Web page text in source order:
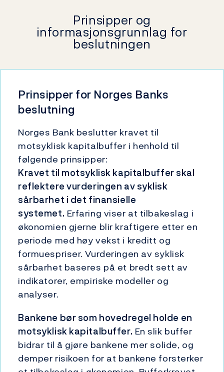
Prinsipper og
informasjonsgrunnlag for
beslutningen
Prinsipper for Norges Banks
beslutning
Norges Bank beslutter kravet til
motsyklisk kapitalbuffer i henhold til
følgende prinsipper:
Kravet til motsyklisk kapitalbuffer skal
reflektere vurderingen av syklisk
sårbarhet i det finansielle
systemet. Erfaring viser at tilbakeslag i
økonomien gjerne blir kraftigere etter en
periode med høy vekst i kreditt og
formuespriser. Vurderingen av syklisk
sårbarhet baseres på et bredt sett av
indikatorer, empiriske modeller og
analyser.
Bankene bør som hovedregel holde en
motsyklisk kapitalbuffer. En slik buffer
bidrar til å gjøre bankene mer solide, og
demper risikoen for at bankene forsterker